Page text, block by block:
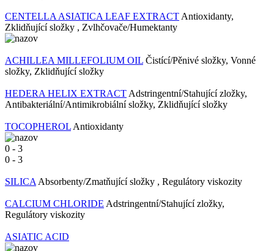
CENTELLA ASIATICA LEAF EXTRACT Antioxidanty,
Zklidňující složky , Zvlhčovače/Humektanty
ACHILLEA MILLEFOLIUM OIL Čistící/Pěnivé složky, Vonné
složky, Zklidňující složky
HEDERA HELIX EXTRACT Adstringentní/Stahující zložky,
Antibakteriální/Antimikrobiální složky, Zklidňující složky
TOCOPHEROL Antioxidanty
0 - 3
0 - 3
SILICA Absorbenty/Zmatňující složky , Regulátory viskozity
CALCIUM CHLORIDE Adstringentní/Stahující zložky,
Regulátory viskozity
ASIATIC ACID